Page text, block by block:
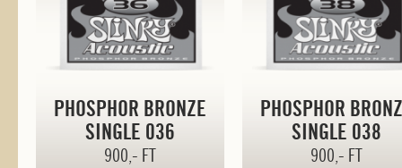
PHOSPHOR BRONZE
SINGLE 036
900,- FT
PHOSPHOR
SINGLE 038
900,- FT